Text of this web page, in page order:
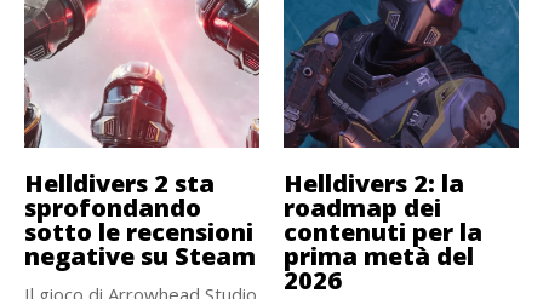
Helldivers 2 sta
sprofondando
sotto le recensioni
negative su Steam
Il gioco di Arrowhead Studio
Helldivers 2: la
roadmap dei
contenuti per la
prima metà del
2026